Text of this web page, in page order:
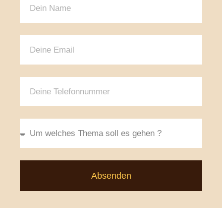
Absenden